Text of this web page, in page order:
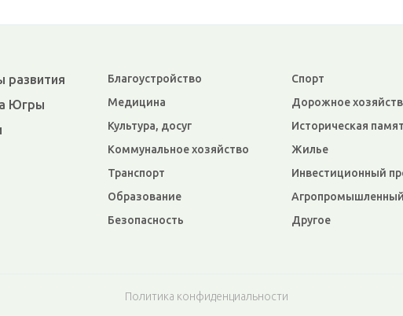
развития
Югры
Благоустройство
Медицина
Культура, досуг
Коммунальное хозяйство
Транспорт
Образование
Безопасность
Спорт
Дорожное
Историческая
Жилье
Инвестиционный
Другое
Политика конфиденциальности